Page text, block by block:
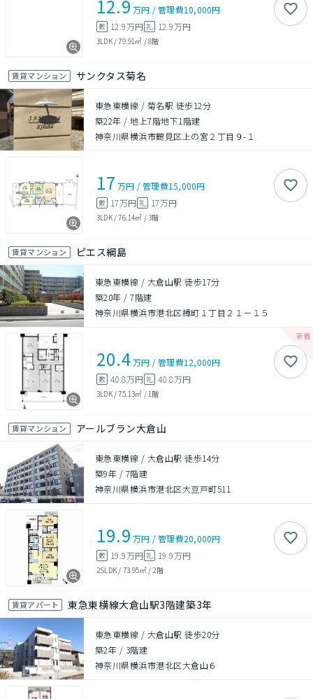
12.9 万円 /管理費10,000円
敷 12.9万円 礼 12.9万円
3LDK/79.91㎡ /8階
賃貸マンション サンクタス菊名
東急東横線 / 菊名駅 徒歩12分
築22年 /地上7階地下1階建
神奈川県横浜市鶴見区上の宮２丁目９-１
17 万円 /管理費15,000円
敷 17万円 礼 17万円
3LDK/76.14㎡ /3階
賃貸マンション ピエス綱島
東急東横線 / 大倉山駅 徒歩17分
築20年 /7階建
神奈川県横浜市港北区樽町１丁目２１－１５
20.4万円 /管理費12,000円
敷 40.8万円 礼 40.8万円
3LDK/75.13㎡ / 1階
賃貸マンション アールブラン大倉山
東急東横線 / 大倉山駅 徒歩14分
築9年 / 7階建
神奈川県横浜市港北区大豆戸町511
19.9 万円 /管理費20,000円
敷 19.9万円 礼 19.9万円
2SLDK / 73.95㎡/ 2階
賃貸アパート 東急東横線大倉山駅3階建築3年
東急東横線 / 大倉山駅 徒歩20分
築2年 / 3階建
神奈川県横浜市港北区大倉山６